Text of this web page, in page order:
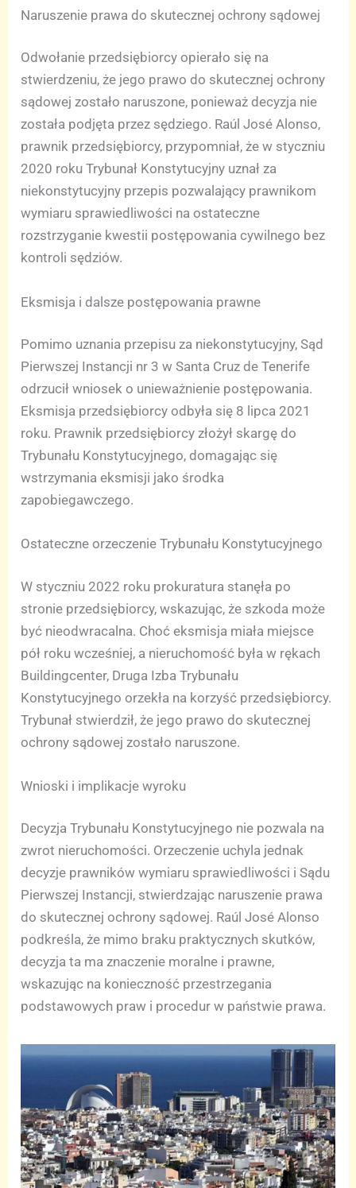
Naruszenie prawa do skutecznej ochrony sądowej
Odwołanie przedsiębiorcy opierało się na
stwierdzeniu, że jego prawo do skutecznej ochrony
sądowej zostało naruszone, ponieważ decyzja nie
została podjęta przez sędziego. Raúl José Alonso,
prawnik przedsiębiorcy, przypomniał, że w styczniu
2020 roku Trybunał Konstytucyjny uznał za
niekonstytucyjny przepis pozwalający prawnikom
wymiaru sprawiedliwości na ostateczne
rozstrzyganie kwestii postępowania cywilnego bez
kontroli sędziów.
Eksmisja i dalsze postępowania prawne
Pomimo uznania przepisu za niekonstytucyjny, Sąd
Pierwszej Instancji nr 3 w Santa Cruz de Tenerife
odrzucił wniosek o unieważnienie postępowania.
Eksmisja przedsiębiorcy odbyła się 8 lipca 2021
roku. Prawnik przedsiębiorcy złożył skargę do
Trybunału Konstytucyjnego, domagając się
wstrzymania eksmisji jako środka
zapobiegawczego.
Ostateczne orzeczenie Trybunału Konstytucyjnego
W styczniu 2022 roku prokuratura stanęła po
stronie przedsiębiorcy, wskazując, że szkoda może
być nieodwracalna. Choć eksmisja miała miejsce
pół roku wcześniej, a nieruchomość była w rękach
Buildingcenter, Druga Izba Trybunału
Konstytucyjnego orzekła na korzyść przedsiębiorcy.
Trybunał stwierdził, że jego prawo do skutecznej
ochrony sądowej zostało naruszone.
Wnioski i implikacje wyroku
Decyzja Trybunału Konstytucyjnego nie pozwala na
zwrot nieruchomości. Orzeczenie uchyla jednak
decyzje prawników wymiaru sprawiedliwości i Sądu
Pierwszej Instancji, stwierdzając naruszenie prawa
do skutecznej ochrony sądowej. Raúl José Alonso
podkreśla, że mimo braku praktycznych skutków,
decyzja ta ma znaczenie moralne i prawne,
wskazując na konieczność przestrzegania
podstawowych praw i procedur w państwie prawa.